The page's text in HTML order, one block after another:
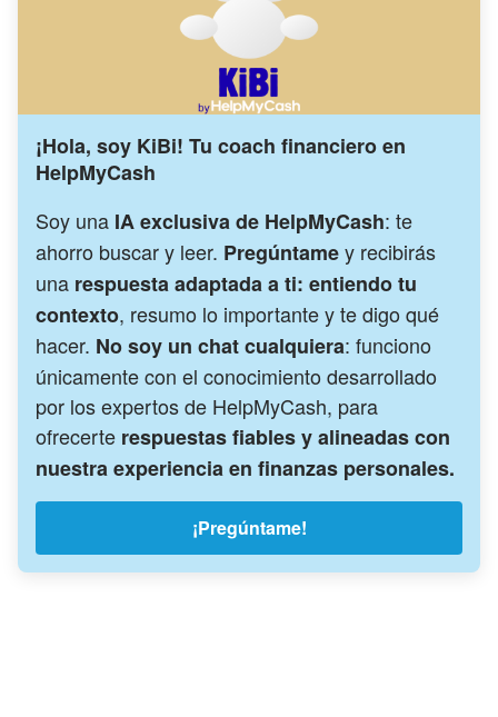
¡Hola, soy KiBi! Tu coach financiero en
HelpMyCash
Soy una IA exclusiva de HelpMyCash: te
ahorro buscar y leer. Pregúntamey recibirás
una respuesta adaptada a ti: entiendo tu
contexto, resumo lo importante y te digo qué
hacer. No soy un chat cualquiera: funciono
únicamente con el conocimiento desarrollado
por los expertos de HelpMyCash, para
ofrecerte respuestas fiables y alineadas con
nuestra experiencia en finanzas personales.
¡Pregúntame!